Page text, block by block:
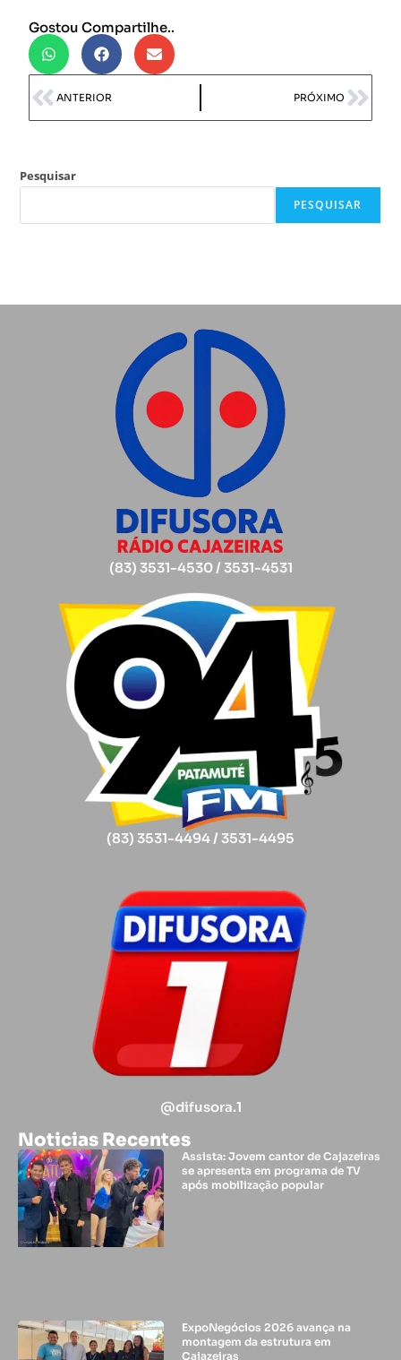
Gostou Compartilhe..
ANTERIOR PRÓXIMO
Pesquisar
PESQUISAR
(83) 3531-4530 / 3531-4531
(83) 3531-4494 / 3531-4495
@difusora.1
Noticias Recentes
Assista: Jovem cantor de Cajazeiras
se apresenta em programa de TV
após mobilização popular
ExpoNegócios 2026 avança na
montagem da estrutura em
Cajazeiras